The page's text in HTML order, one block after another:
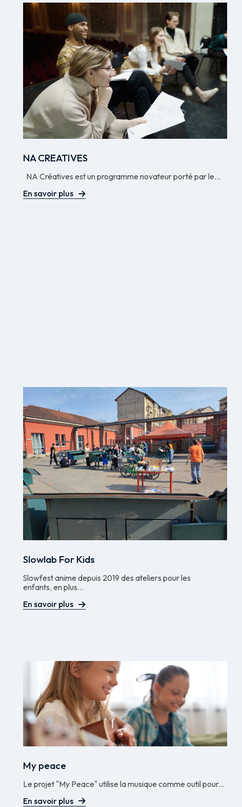
NA CREATIVES
NA Créatives est un programme novateur porté par le...
En savoir plus
Slowlab For Kids
Slowfest anime depuis 2019 des ateliers pour les
enfants, en plus...
En savoir plus
My peace
Le projet "My Peace" utilise la musique comme outil pour...
En savoir plus